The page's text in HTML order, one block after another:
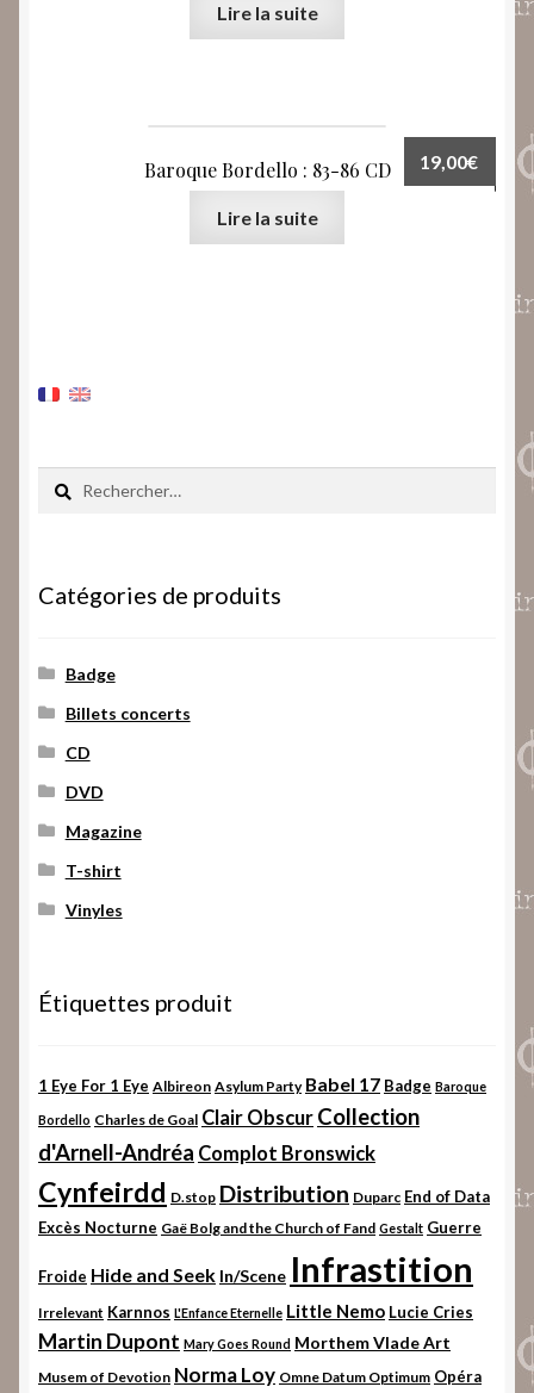
Lire la suite
Baroque Bordello : 83-86 CD 19,00€
Lire la suite
Rechercher :
Catégories de produits
Badge
Billets concerts
CD
DVD
Magazine
T-shirt
Vinyles
Étiquettes produit
1 Eye For 1 Eye Albireon Asylum Party Babel 17 Badge Baroque
Bordello Charles de Goal Clair Obscur Collection
d'Arnell-Andréa Complot Bronswick
Cynfeirdd D.stop Distribution Duparc End of Data
Excès Nocturne Gaë Bolg and the Church of Fand Gestalt Guerre
Froide Hide and Seek In/Scene Infrastition
Irrelevant Karnnos L'Enfance Eternelle Little Nemo Lucie Cries
Martin Dupont Mary Goes Round Morthem Vlade Art
Musem of Devotion Norma Loy Omne Datum Optimum Opéra